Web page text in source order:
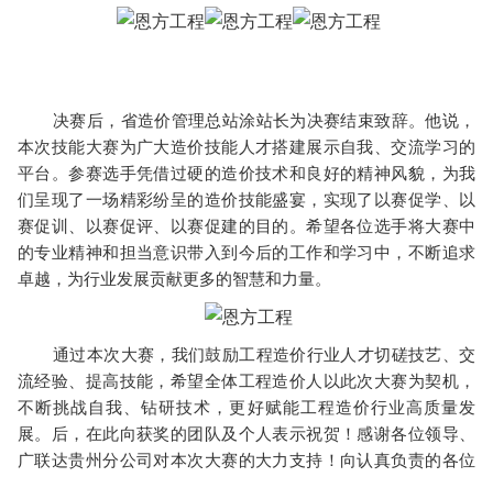
决赛后，省造价管理总站涂站长为决赛结束致辞。他说，
本次技能大赛为广大造价技能人才搭建展示自我、交流学习的
平台。参赛选手凭借过硬的造价技术和良好的精神风貌，为我
们呈现了一场精彩纷呈的造价技能盛宴，实现了以赛促学、以
赛促训、以赛促评、以赛促建的目的。希望各位选手将大赛中
的专业精神和担当意识带入到今后的工作和学习中，不断追求
卓越，为行业发展贡献更多的智慧和力量。
通过本次大赛，我们鼓励工程造价行业人才切磋技艺、交
流经验、提高技能，希望全体工程造价人以此次大赛为契机，
不断挑战自我、钻研技术，更好赋能工程造价行业高质量发
展。后，在此向获奖的团队及个人表示祝贺！感谢各位领导、
广联达贵州分公司对本次大赛的大力支持！向认真负责的各位